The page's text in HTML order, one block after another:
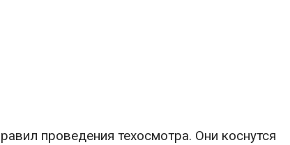
проведения техосмотра. Они коснутся